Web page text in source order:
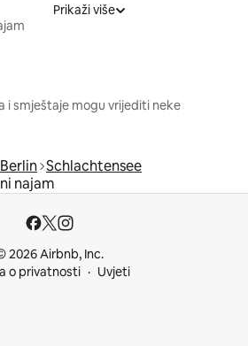
Prikaži više
i smještaje mogu vrijediti neke
Berlin Schlachtensee
najam
2026 Airbnb, Inc.
o privatnosti
Uvjeti